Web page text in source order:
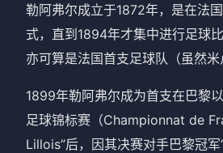
勒阿弗尔成立于1872年，是在法
式，直到1894年才集中进行足球
亦可算是法国首支足球队（虽然米
1899年勒阿弗尔成为首支在巴黎
足球锦标赛（Championnat de
Lillois”后，因其决赛对手巴黎冠